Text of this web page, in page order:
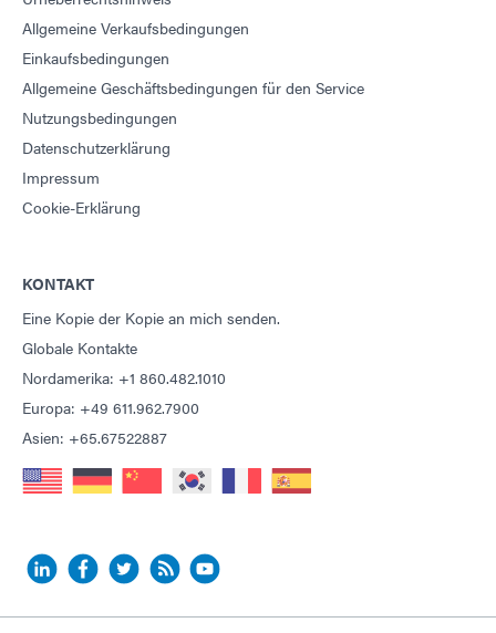
Leitfaden: Ausgabegerät (Asien|EN)
Leitfaden: Ausgabegerät (Europa|EN)
Leitfaden: Ausgabegerät (Amerika|ES)
Allgemeine Verkaufsbedingungen
Einkaufsbedingungen
Allgemeine Geschäftsbedingungen für den Service
Nutzungsbedingungen
Datenschutzerklärung
Impressum
Cookie-Erklärung
KONTAKT
Eine Kopie der Kopie an mich senden.
Globale Kontakte
Nordamerika: +1 860.482.1010
Europa: +49 611.962.7900
Asien: +65.67522887